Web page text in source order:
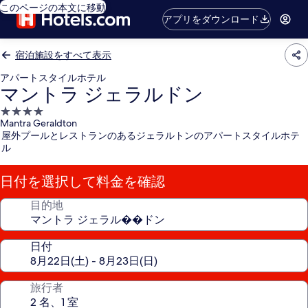
このページの本文に移動
アプリをダウンロード
宿泊施設をすべて表示
アパートスタイルホテル
マントラ ジェラルドン
4.0
つ
星
泊
施
設
Mantra Geraldton
屋外プールとレストランのあるジェラルトンのアパートスタイルホテ
ル
日付を選択して料金を確認
目的地
日付
旅行者